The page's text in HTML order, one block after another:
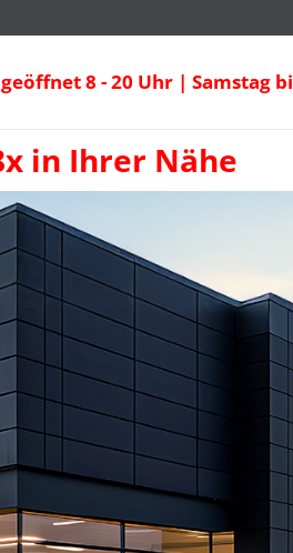
geöffnet 8 - 20 Uhr | Samstag
in Ihrer Nähe